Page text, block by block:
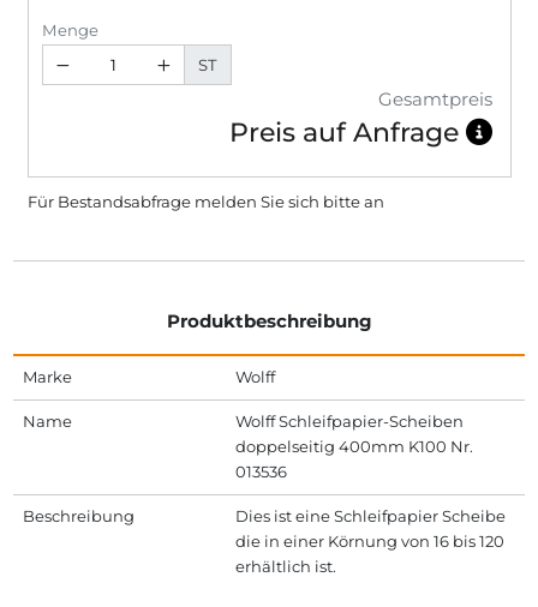
Menge
ST
Gesamtpreis
Preis auf Anfrage
Für Bestandsabfrage melden Sie sich bittean
Produktbeschreibung
Marke Wolff
Name
Wolff Schleifpapier-Scheiben
doppelseitig 400mm K100 Nr.
013536
Beschreibung
Dies ist eine Schleifpapier Scheibe
die in einer Körnung von 16 bis 120
erhältlich ist.